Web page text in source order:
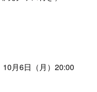
月6日（月）20:00